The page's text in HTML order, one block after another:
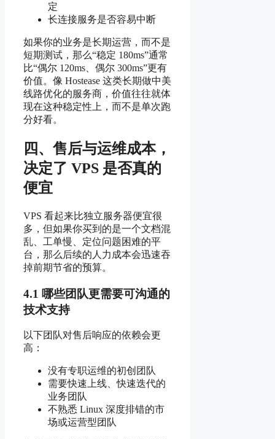
定
长连接服务是否容易中断
如果你的业务是长期运营，而不是
短期测试，那么“稳定 180ms”通常
比“偶尔 120ms、偶尔 300ms”更有
价值。像 Hostease 这类长期做中美
线路优化的服务商，价值往往就体
现在这种稳定性上，而不是单次跑
分好看。
四、售后与运维成本，
决定了 VPS 是否真的
便宜
VPS 看起来比独立服务器便宜很
多，但如果你买到的是一个文档混
乱、工单慢、定位问题困难的平
台，那么后续的人力成本会迅速吞
掉前期节省的预算。
4.1 哪些团队更需要可沟通的
技术支持
以下团队对售后响应的依赖会更
高：
没有专职运维的初创团队
需要快速上线、快速迭代的
业务团队
不熟悉 Linux 深度排错的市
场或运营型团队